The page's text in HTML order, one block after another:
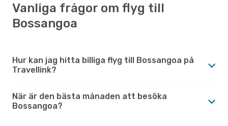
Vanliga frågor om flyg till
Bossangoa
Hur kan jag hitta billiga flyg till Bossangoa på
Travellink?
När är den bästa månaden att besöka
Bossangoa?